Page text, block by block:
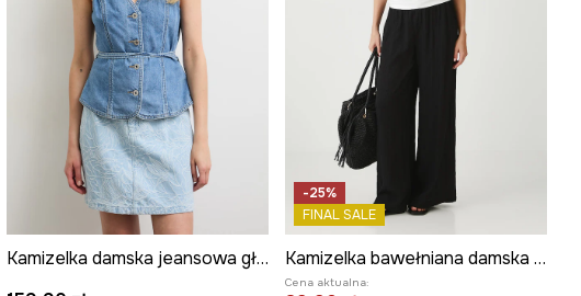
Kamizelka damska jeansowa gładka
-25%
FINAL SALE
Kamizelka bawełniana damska z ozdobnym haftem
Cena aktualna: